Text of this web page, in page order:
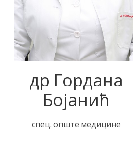
др Гордана
Бојанић
спец. опште медицине